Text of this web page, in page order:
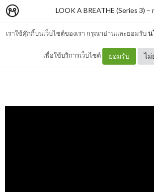
เราใช้คุ๊กกี้บนเว็บไซต์ของเรา กรุณาอ่านและยอมรับน
เพื่อใช้บริการเว็บไซต์ ยอมรับ ไม่
LOOK A BREATHE (Series 3) –
ผมมีเหตุผลของ